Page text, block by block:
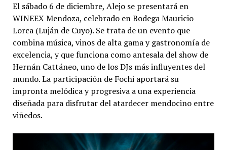
El sábado 6 de diciembre, Alejo se presentará en
WINEEX Mendoza, celebrado en Bodega Mauricio
Lorca (Luján de Cuyo). Se trata de un evento que
combina música, vinos de alta gama y gastronomía de
excelencia, y que funciona como antesala del show de
Hernán Cattáneo, uno de los DJs más influyentes del
mundo. La participación de Fochi aportará su
impronta melódica y progresiva a una experiencia
diseñada para disfrutar del atardecer mendocino entre
viñedos.